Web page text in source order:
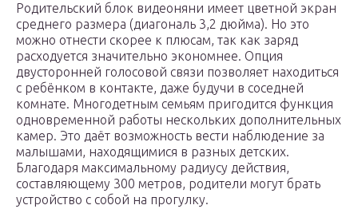
Родительский блок видеоняни имеет цветной экран
среднего размера (диагональ 3,2 дюйма). Но это
можно отнести скорее к плюсам, так как заряд
расходуется значительно экономнее. Опция
двусторонней голосовой связи позволяет находиться
с ребёнком в контакте, даже будучи в соседней
комнате. Многодетным семьям пригодится функция
одновременной работы нескольких дополнительных
камер. Это даёт возможность вести наблюдение за
малышами, находящимися в разных детских.
Благодаря максимальному радиусу действия,
составляющему 300 метров, родители могут брать
устройство с собой на прогулку.